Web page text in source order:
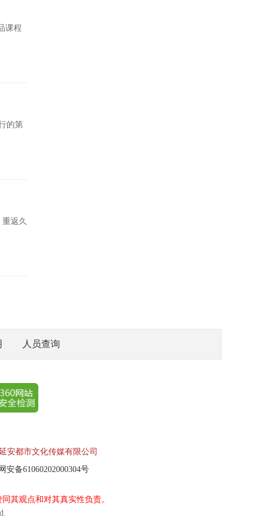
课程
的第
返久
人员查询
安都市文化传媒有限公司
安备61060202000304号
其观点和对其真实性负责。